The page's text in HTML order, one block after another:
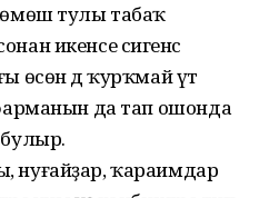
тулы табаҡ
икенсе сигенәсә
өсөн дә ҡурҡмай үтә
да тап ошонда
булыр.
нуғайҙар, ҡараимдар